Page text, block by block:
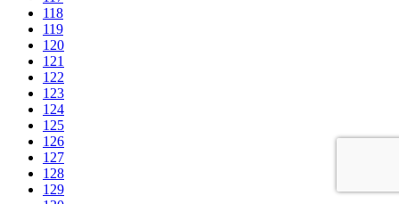
118
119
120
121
122
123
124
125
126
127
128
129